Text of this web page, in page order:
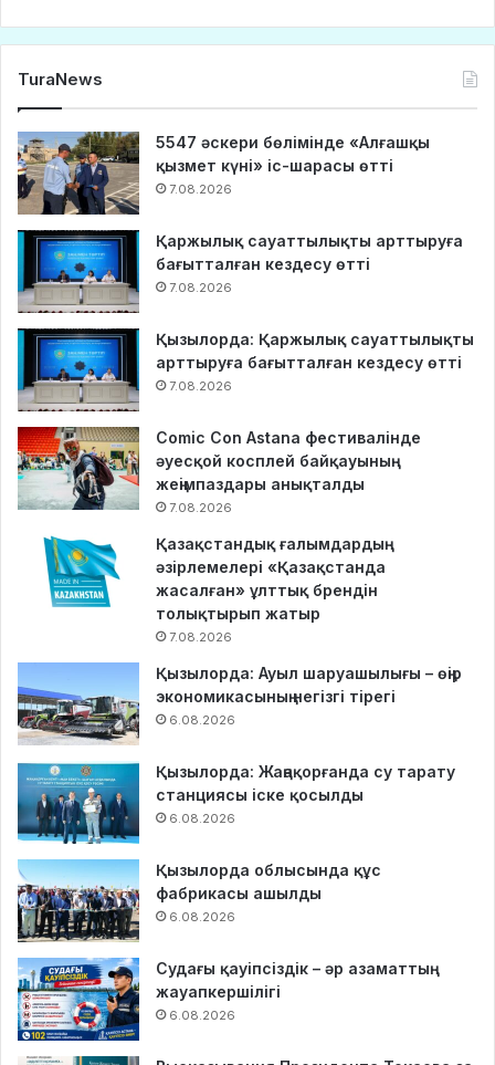
TuraNews
5547 әскери бөлімінде «Алғашқы
қызмет күні» іс-шарасы өтті
7.08.2026
Қаржылық сауаттылықты арттыруға
бағытталған кездесу өтті
7.08.2026
Қызылорда: Қаржылық сауаттылықты
арттыруға бағытталған кездесу өтті
7.08.2026
Comic Con Astana фестивалінде
әуесқой косплей байқауының
жеңімпаздары анықталды
7.08.2026
Қазақстандық ғалымдардың
әзірлемелері «Қазақстанда
жасалған» ұлттық брендін
толықтырып жатыр
7.08.2026
Қызылорда: Ауыл шаруашылығы – өңір
экономикасының негізгі тірегі
6.08.2026
Қызылорда: Жаңақорғанда су тарату
станциясы іске қосылды
6.08.2026
Қызылорда облысында құс
фабрикасы ашылды
6.08.2026
Судағы қауіпсіздік – әр азаматтың
жауапкершілігі
6.08.2026